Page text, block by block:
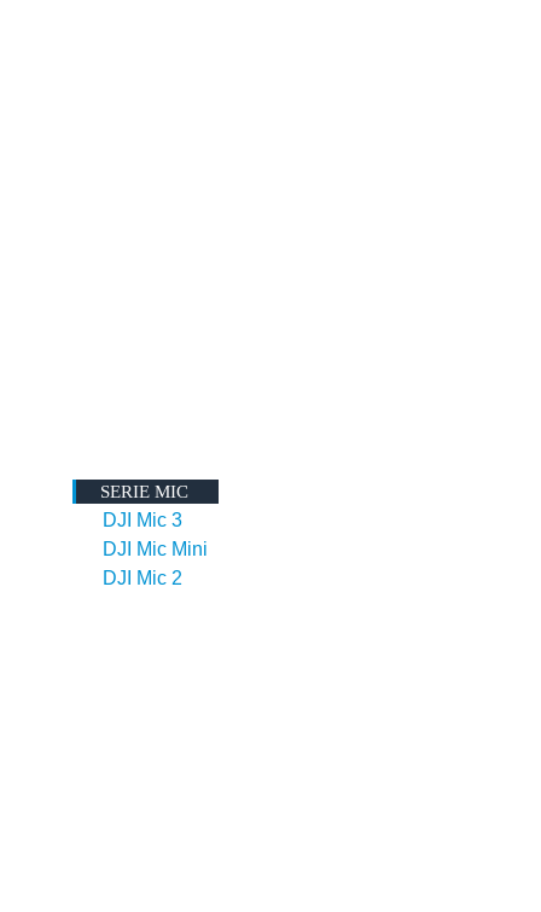
SERIE MIC
DJI Mic 3
DJI Mic Mini
DJI Mic 2